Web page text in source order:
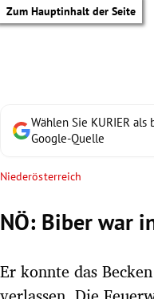
Zum Hauptinhalt der Seite
Wählen Sie KURIER als
Google-Quelle
Niederösterreich
NÖ: Biber war
Er konnte das